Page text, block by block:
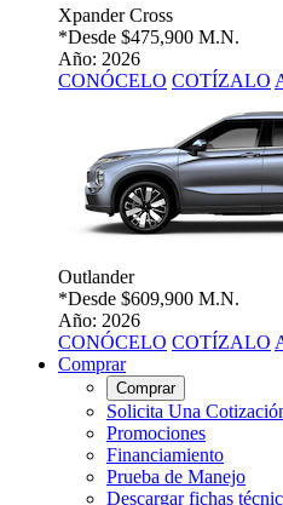
Xpander Cross
*Desde $475,900 M.N.
Año: 2026
CONÓCELO COTÍZALO
Outlander
*Desde $609,900 M.N.
Año: 2026
CONÓCELO COTÍZALO
Comprar
Comprar
Solicita Una
Promociones
Financiamiento
Prueba de Manejo
Descargar fichas